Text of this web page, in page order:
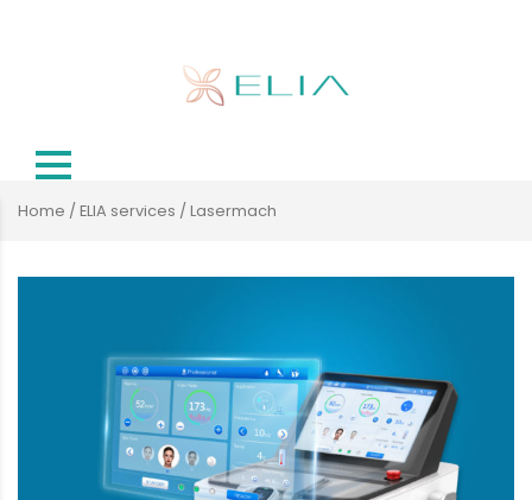
Home / ELIA services / Lasermach